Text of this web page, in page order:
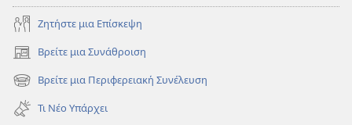
Ζητήστε μια Επίσκεψη
Βρείτε μια Συνάθροιση
(ανοίγει
νέο
παράθυρο)
Βρείτε μια Περιφερειακή Συνέλευση
(ανοίγει
νέο
παράθυρο)
Τι Νέο Υπάρχει